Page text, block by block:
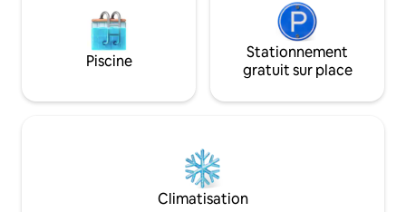
Piscine
Stationnement
gratuit sur place
Climatisation